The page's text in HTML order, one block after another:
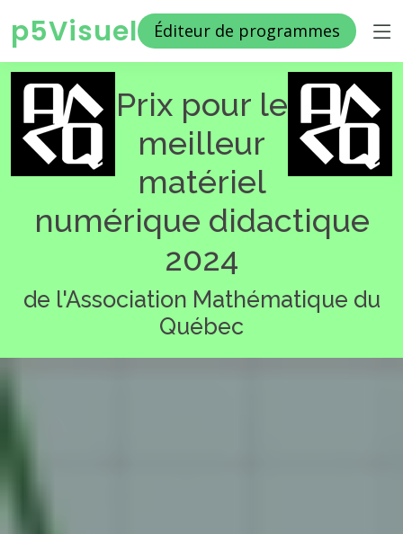
p5Visuel Éditeur de programmes
Prix pour le
meilleur
matériel
numérique didactique
2024
de l'Association Mathématique du
Québec